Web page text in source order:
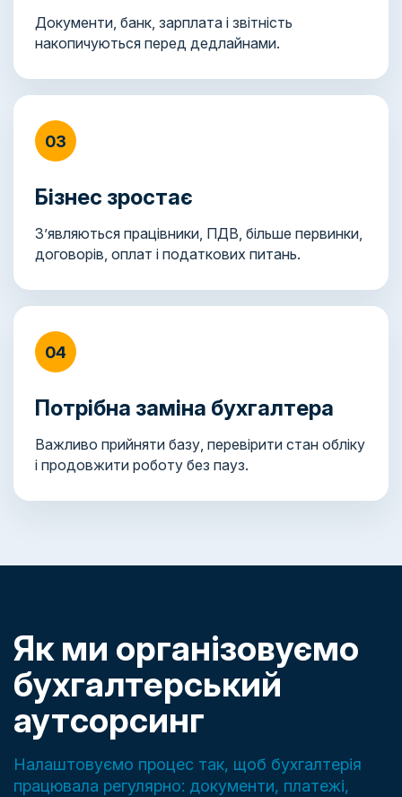
Документи, банк, зарплата і звітність
накопичуються перед дедлайнами.
03
Бізнес зростає
З’являються працівники, ПДВ, більше первинки,
договорів, оплат і податкових питань.
04
Потрібна заміна бухгалтера
Важливо прийняти базу, перевірити стан обліку
і продовжити роботу без пауз.
Як ми організовуємо
бухгалтерський
аутсорсинг
Налаштовуємо процес так, щоб бухгалтерія
працювала регулярно: документи, платежі,